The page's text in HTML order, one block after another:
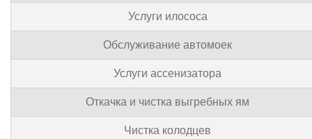
Услуги илососа
Обслуживание автомоек
Услуги ассенизатора
Откачка и чистка выгребных ям
Чистка колодцев